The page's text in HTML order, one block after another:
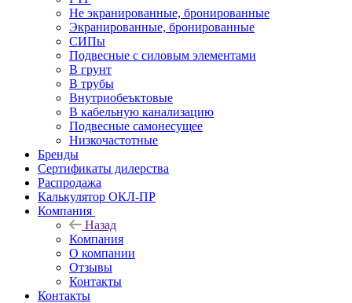
Не экранированные, бронированные
Экранированные, бронированные
СИПы
Подвесные с силовым элементами
В грунт
В трубы
Внутриобеъктовые
В кабельную канализацию
Подвесные самонесущее
Низкочастотные
Бренды
Сертификаты дилерства
Распродажа
Калькулятор ОКЛ-ПР
Компания
Назад
Компания
О компании
Отзывы
Контакты
Контакты